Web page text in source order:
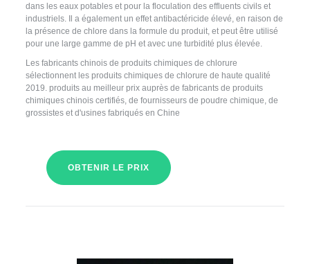
dans les eaux potables et pour la floculation des effluents civils et
industriels. Il a également un effet antibactéricide élevé, en raison de
la présence de chlore dans la formule du produit, et peut être utilisé
pour une large gamme de pH et avec une turbidité plus élevée.
Les fabricants chinois de produits chimiques de chlorure
sélectionnent les produits chimiques de chlorure de haute qualité
2019. produits au meilleur prix auprès de fabricants de produits
chimiques chinois certifiés, de fournisseurs de poudre chimique, de
grossistes et d'usines fabriqués en Chine
OBTENIR LE PRIX